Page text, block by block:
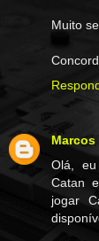
Muito
Marcos
Olá,
Catan
jogar